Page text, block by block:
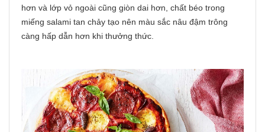
hơn và lớp vỏ ngoài cũng giòn dai hơn, chất béo trong
miếng salami tan chảy tạo nên màu sắc nâu đậm trông
càng hấp dẫn hơn khi thưởng thức.